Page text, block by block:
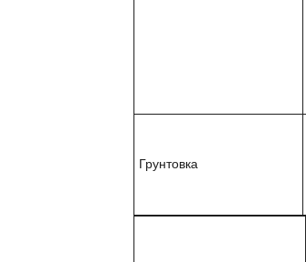
Грунтовка